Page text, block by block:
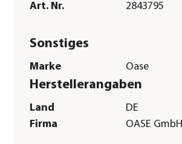
Art. Nr. 2843795
Sonstiges
Marke Oase
Herstellerangaben
Land
DE
Firma
OASE GmbH